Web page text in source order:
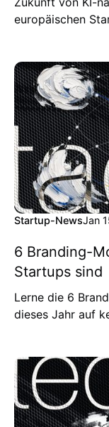
europäischen
Startup-NewsJan
6 Branding-
Startups sind
Lerne die 6
dieses Jahr auf